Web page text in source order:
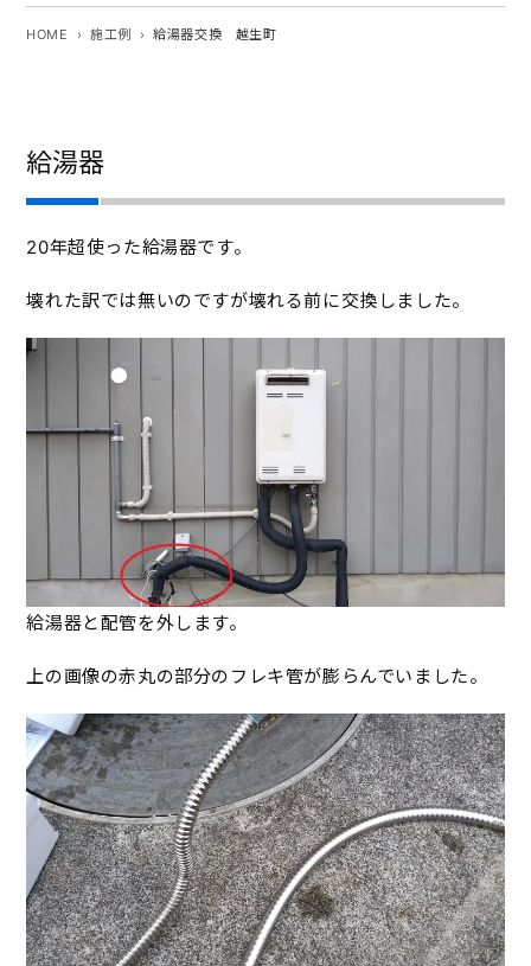
HOME 施工例 給湯器交換 越生町
給湯器
20年超使った給湯器です。
壊れた訳では無いのですが壊れる前に交換しました。
給湯器と配管を外します。
上の画像の赤丸の部分のフレキ管が膨らんでいました。